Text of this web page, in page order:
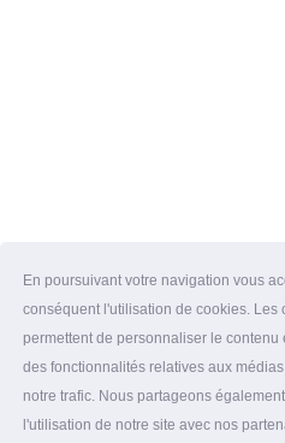
En poursuivant votre navigation vous
conséquent l'utilisation de cookies. Les
permettent de personnaliser le contenu
des fonctionnalités relatives aux
notre trafic. Nous partageons
l'utilisation de notre site avec nos